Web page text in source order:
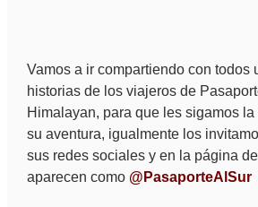
Vamos a ir compartiendo con todos
historias de los viajeros de
Himalayan, para que les sigamos
su aventura, igualmente los
sus redes sociales y en la página
aparecen como @PasaporteAlSur